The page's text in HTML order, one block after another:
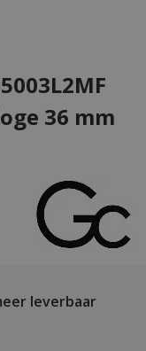
36 mm
leverbaar